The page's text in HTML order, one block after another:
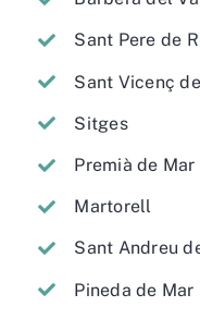
Sant Pere de
Sant Vicenç
Sitges
Premià de Mar
Martorell
Sant Andreu
Pineda de Mar